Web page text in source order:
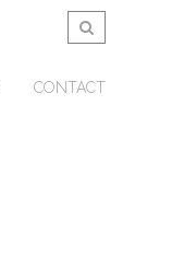
CONTACT